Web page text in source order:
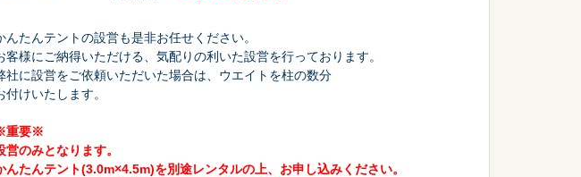
祭・文化祭
んたんテントの設営も是非お任せください。
客様にご納得いただける、気配りの利いた設営を行っております。
社に設営をご依頼いただいた場合は、ウエイトを柱の数分
付けいたします。
重要※
営のみとなります。
んたんテント(3.0m×4.5m)を別途レンタルの上、お申し込みください。